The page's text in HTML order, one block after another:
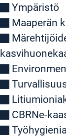
Ympäristö
Maaperän
CBRNe-